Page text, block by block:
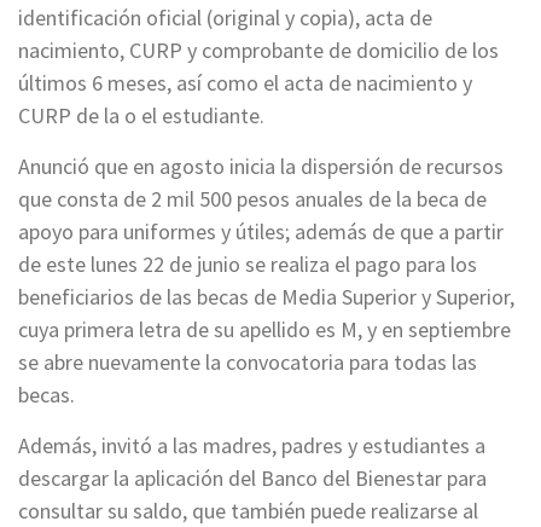
identificación oficial (original y copia), acta de
nacimiento, CURP y comprobante de domicilio de los
últimos 6 meses, así como el acta de nacimiento y
CURP de la o el estudiante.
Anunció que en agosto inicia la dispersión de recursos
que consta de 2 mil 500 pesos anuales de la beca de
apoyo para uniformes y útiles; además de que a partir
de este lunes 22 de junio se realiza el pago para los
beneficiarios de las becas de Media Superior y Superior,
cuya primera letra de su apellido es M, y en septiembre
se abre nuevamente la convocatoria para todas las
becas.
Además, invitó a las madres, padres y estudiantes a
descargar la aplicación del Banco del Bienestar para
consultar su saldo, que también puede realizarse al